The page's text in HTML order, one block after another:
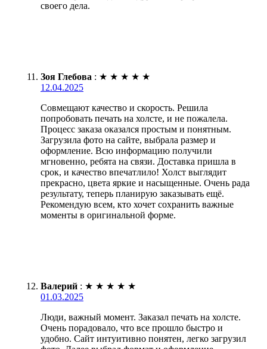
своего дела.
Зоя Глебова : ★ ★ ★ ★ ★
12.04.2025
Совмещают качество и скорость. Решила
попробовать печать на холсте, и не пожалела.
Процесс заказа оказался простым и понятным.
Загрузила фото на сайте, выбрала размер и
оформление. Всю информацию получили
мгновенно, ребята на связи. Доставка пришла в
срок, и качество впечатлило! Холст выглядит
прекрасно, цвета яркие и насыщенные. Очень рада
результату, теперь планирую заказывать ещё.
Рекомендую всем, кто хочет сохранить важные
моменты в оригинальной форме.
Валерий : ★ ★ ★ ★ ★
01.03.2025
Люди, важный момент. Заказал печать на холсте.
Очень порадовало, что все прошло быстро и
удобно. Сайт интуитивно понятен, легко загрузил